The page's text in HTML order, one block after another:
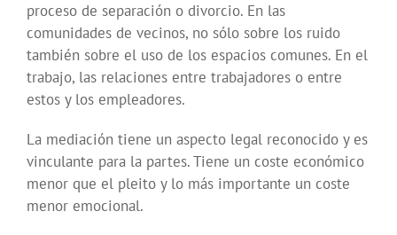
proceso de separación o divorcio. En las
comunidades de vecinos, no sólo sobre los ruido
también sobre el uso de los espacios comunes. En el
trabajo, las relaciones entre trabajadores o entre
estos y los empleadores.
La mediación tiene un aspecto legal reconocido y es
vinculante para la partes. Tiene un coste económico
menor que el pleito y lo más importante un coste
menor emocional.